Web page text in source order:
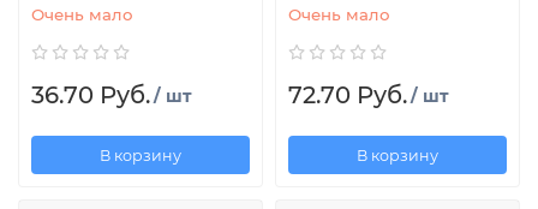
Очень мало
36.70 Руб./ шт
В корзину
Очень мало
72.70 Руб./ шт
В корзину